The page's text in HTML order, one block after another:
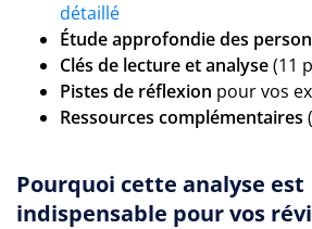
détaillé
Étude approfondie des
Clés de lecture et analyse(11
Pistes de réflexion pour vos
Ressources complémentaires
Pourquoi cette analyse est
indispensable pour vos